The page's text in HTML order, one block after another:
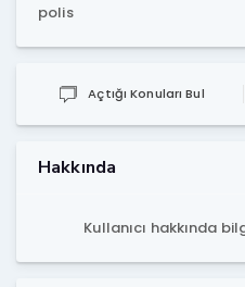
polis
Açtığı Konuları Bul
Hakkında
Kullanıcı hakkında